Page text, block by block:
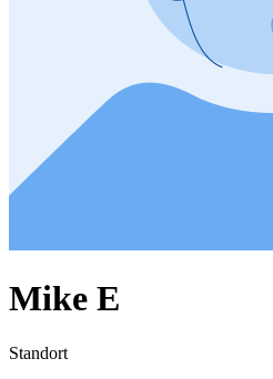
Mike E
Standort